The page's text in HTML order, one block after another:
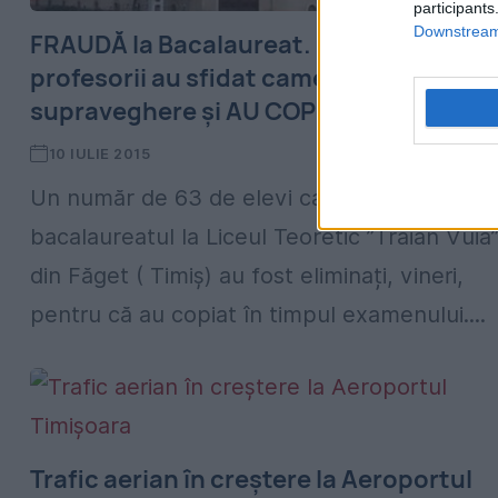
FRAUDĂ la Bacalaureat. Elevii și
profesorii au sfidat camerele de
supraveghere și AU COPIAT PE FAȚĂ
10 IULIE 2015
Un număr de 63 de elevi care au susținut
bacalaureatul la Liceul Teoretic ”Traian Vuia”
din Făget ( Timiș) au fost eliminați, vineri,
pentru că au copiat în timpul examenului....
Trafic aerian în creștere la Aeroportul